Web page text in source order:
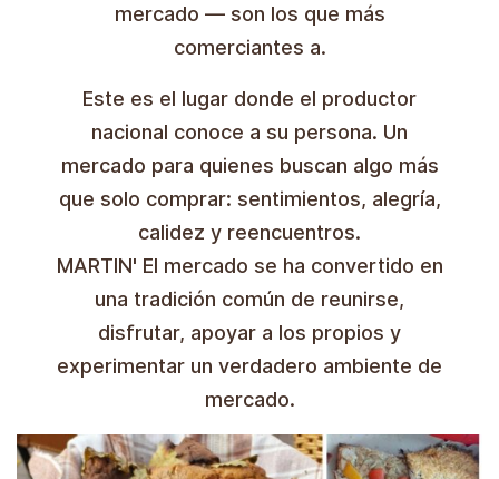
mercado — son los que más
comerciantes a.
Este es el lugar donde el productor
nacional conoce a su persona. Un
mercado para quienes buscan algo más
que solo comprar: sentimientos, alegría,
calidez y reencuentros.
MARTIN' El mercado se ha convertido en
una tradición común de reunirse,
disfrutar, apoyar a los propios y
experimentar un verdadero ambiente de
mercado.